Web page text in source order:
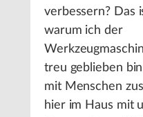
verbessern? Das
warum ich der
treu geblieben
mit Menschen
hier im Haus mit